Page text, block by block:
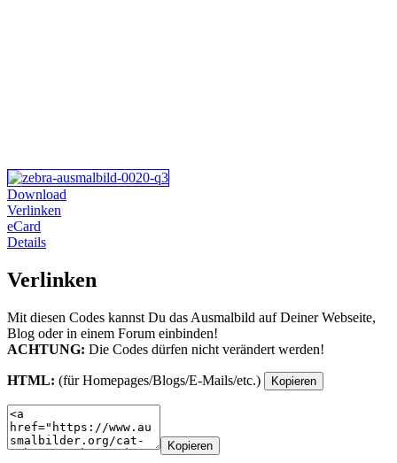
Download
Verlinken
eCard
Details
Verlinken
Mit diesen Codes kannst Du das Ausmalbild auf Deiner Webseite,
Blog oder in einem Forum einbinden!
ACHTUNG: Die Codes dürfen nicht verändert werden!
HTML: (für Homepages/Blogs/E-Mails/etc.) Kopieren
Kopieren